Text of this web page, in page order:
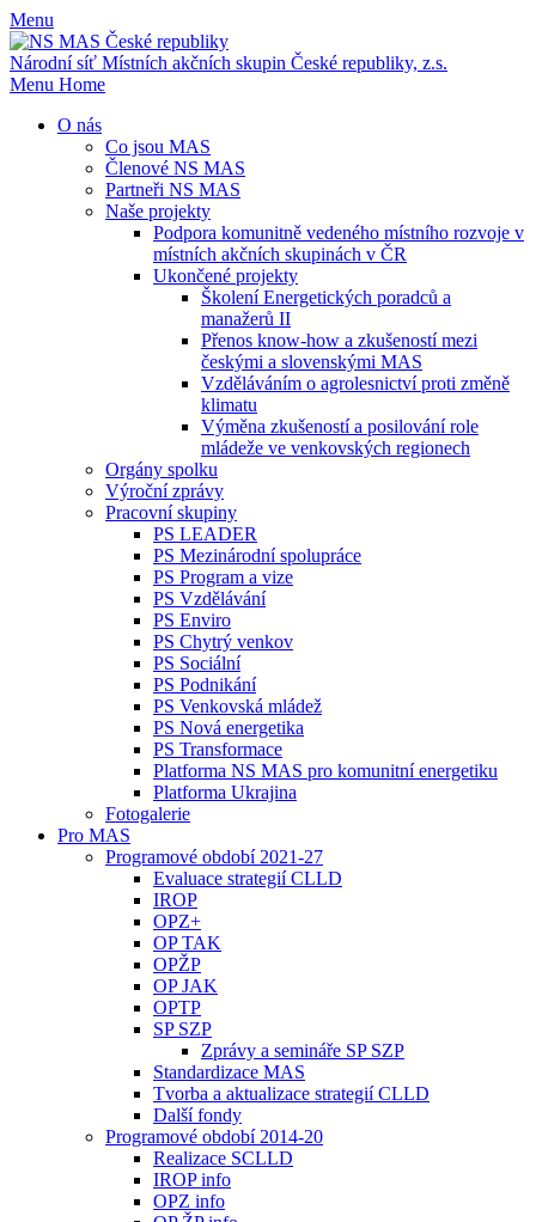
Menu
Národní síť Místních akčních skupin České republiky, z.s.
Menu Home
O nás
Co jsou MAS
Členové NS MAS
Partneři NS MAS
Naše projekty
Podpora komunitně vedeného místního rozvoje v
místních akčních skupinách v ČR
Ukončené projekty
Školení Energetických poradců a
manažerů II
Přenos know-how a zkušeností mezi
českými a slovenskými MAS
Vzděláváním o agrolesnictví proti změně
klimatu
Výměna zkušeností a posilování role
mládeže ve venkovských regionech
Orgány spolku
Výroční zprávy
Pracovní skupiny
PS LEADER
PS Mezinárodní spolupráce
PS Program a vize
PS Vzdělávání
PS Enviro
PS Chytrý venkov
PS Sociální
PS Podnikání
PS Venkovská mládež
PS Nová energetika
PS Transformace
Platforma NS MAS pro komunitní energetiku
Platforma Ukrajina
Fotogalerie
Pro MAS
Programové období 2021-27
Evaluace strategií CLLD
IROP
OPZ+
OP TAK
OPŽP
OP JAK
OPTP
SP SZP
Zprávy a semináře SP SZP
Standardizace MAS
Tvorba a aktualizace strategií CLLD
Další fondy
Programové období 2014-20
Realizace SCLLD
IROP info
OPZ info